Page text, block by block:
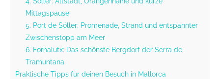
Mittagspause
5. Port de Sóller: Promenade, Strand und entspannter
Zwischenstopp am Meer
6. Fornalutx: Das schönste Bergdorf der Serra de
Tramuntana
Praktische Tipps für deinen Besuch in Mallorca